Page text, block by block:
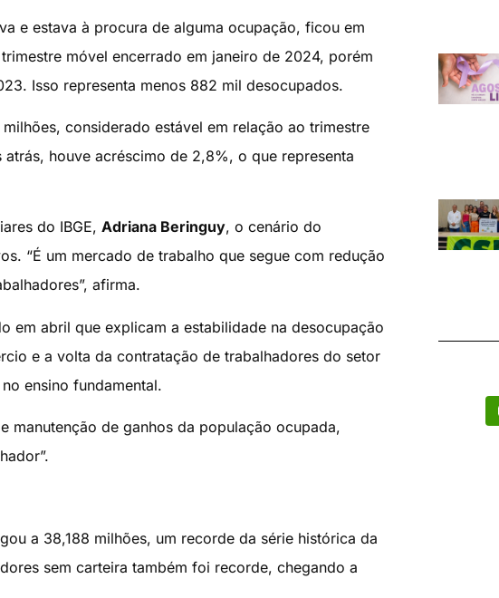
e estava à procura de alguma ocupação, ficou em
móvel encerrado em janeiro de 2024, porém
Isso representa menos 882 mil desocupados.
considerado estável em relação ao trimestre
houve acréscimo de 2,8%, o que representa
do IBGE, Adriana Beringuy, o cenário do
“É um mercado de trabalho que segue com redução
afirma.
em abril que explicam a estabilidade na desocupação
e a volta da contratação de trabalhadores do setor
ensino fundamental.
manutenção de ganhos da população ocupada,
a 38,188 milhões, um recorde da série histórica da
sem carteira também foi recorde, chegando a